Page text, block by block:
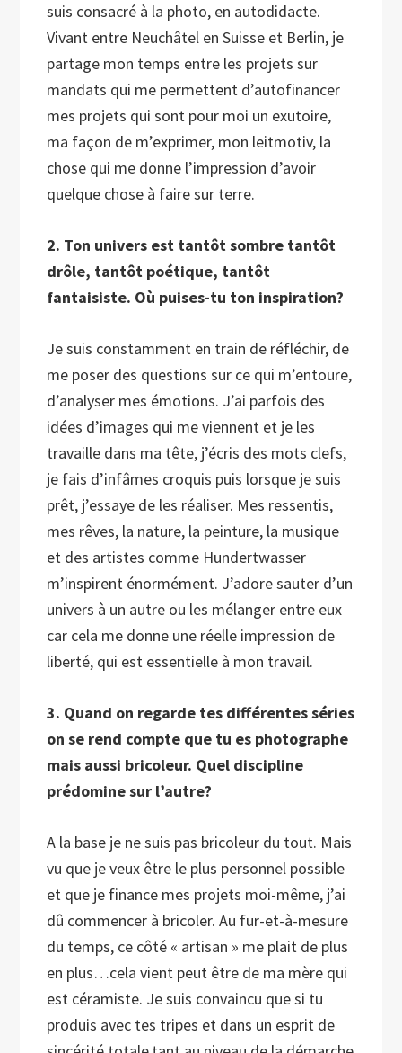
suis consacré à la photo, en autodidacte.
Vivant entre Neuchâtel en Suisse et Berlin, je
partage mon temps entre les projets sur
mandats qui me permettent d’autofinancer
mes projets qui sont pour moi un exutoire,
ma façon de m’exprimer, mon leitmotiv, la
chose qui me donne l’impression d’avoir
quelque chose à faire sur terre.
2. Ton univers est tantôt sombre tantôt
drôle, tantôt poétique, tantôt
fantaisiste. Où puises-tu ton inspiration?
Je suis constamment en train de réfléchir, de
me poser des questions sur ce qui m’entoure,
d’analyser mes émotions. J’ai parfois des
idées d’images qui me viennent et je les
travaille dans ma tête, j’écris des mots clefs,
je fais d’infâmes croquis puis lorsque je suis
prêt, j’essaye de les réaliser. Mes ressentis,
mes rêves, la nature, la peinture, la musique
et des artistes comme Hundertwasser
m’inspirent énormément. J’adore sauter d’un
univers à un autre ou les mélanger entre eux
car cela me donne une réelle impression de
liberté, qui est essentielle à mon travail.
3. Quand on regarde tes différentes séries
on se rend compte que tu es photographe
mais aussi bricoleur. Quel discipline
prédomine sur l’autre?
A la base je ne suis pas bricoleur du tout. Mais
vu que je veux être le plus personnel possible
et que je finance mes projets moi-même, j’ai
dû commencer à bricoler. Au fur-et-à-mesure
du temps, ce côté « artisan » me plait de plus
en plus…cela vient peut être de ma mère qui
est céramiste. Je suis convaincu que si tu
produis avec tes tripes et dans un esprit de